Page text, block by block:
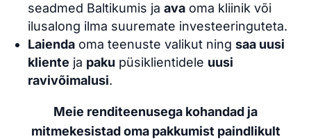
seadmed Baltikumis jaava oma kliinik või
ilusalong ilma suuremate investeeringuteta.
Laienda oma teenuste valikut ningsaa uusi
kliente ja paku püsiklientidele uusi
ravivõimalusi.
Meie renditeenusega kohandad ja
mitmekesistad oma pakkumist paindlikult